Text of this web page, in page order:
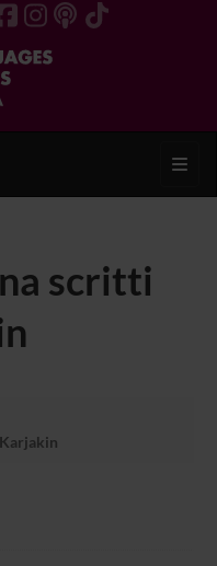
scritti